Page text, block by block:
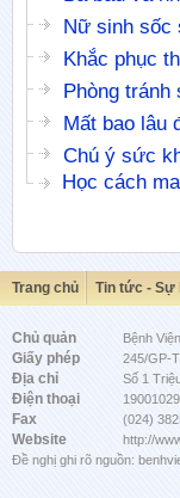
Nữ sinh sốc
Khắc phục
Phòng tránh
Mất bao lâu
Chú ý sức
Học cách
Trang chủ Tin tức - Sự
Chủ quản Bệnh
Giấy phép 245/GP-
Địa chỉ Số 1
Điện thoại 19001029
Fax (024)
Website
http://
Đề nghị ghi rõ nguồn: